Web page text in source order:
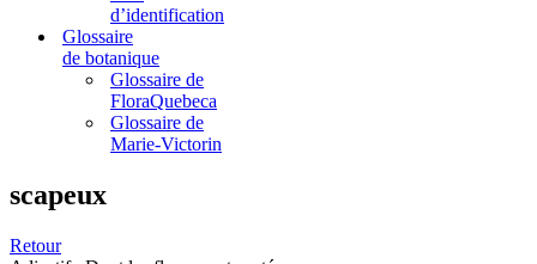
d’identification
Glossaire
de botanique
Glossaire de
FloraQuebeca
Glossaire de
Marie-Victorin
scapeux
Retour